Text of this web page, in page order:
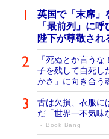
英国で「末席」
「最前列」に
陛下が尊敬され
「死ぬとか言う
子を残して自死し
かさ」に向き合う
舌は欠損、衣服
だ「世界一不気味
Book Bang